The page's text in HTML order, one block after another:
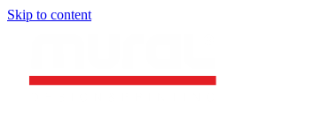
Skip to content